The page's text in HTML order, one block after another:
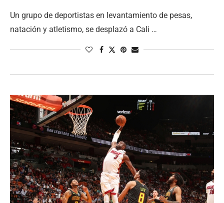
Un grupo de deportistas en levantamiento de pesas,
natación y atletismo, se desplazó a Cali …